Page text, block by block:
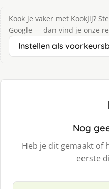
Kook je vaker met KookJij?
Google — dan vind je onze
Instellen als
Nog
Heb je dit gemaakt of
eerste